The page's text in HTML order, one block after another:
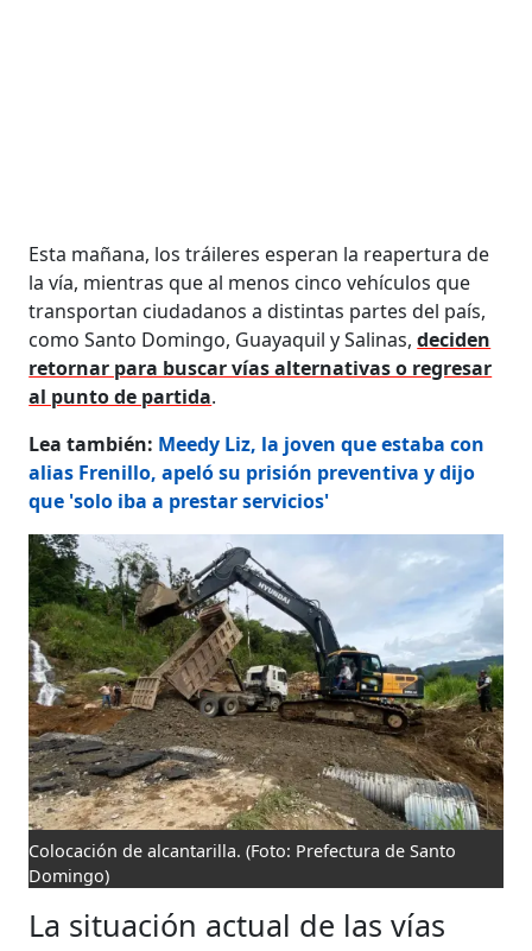
Esta mañana, los tráileres esperan la reapertura de
la vía, mientras que al menos cinco vehículos que
transportan ciudadanos a distintas partes del país,
como Santo Domingo, Guayaquil y Salinas,deciden
retornar para buscar vías alternativas o regresar
al punto de partida.
Lea también: Meedy Liz, la joven que estaba con
alias Frenillo, apeló su prisión preventiva y dijo
que 'solo iba a prestar servicios'
Colocación de alcantarilla.(Foto: Prefectura de Santo
Domingo)
La situación actual de las vías